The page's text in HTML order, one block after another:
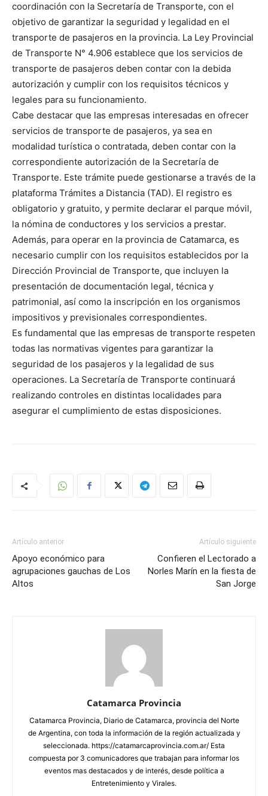
coordinación con la Secretaría de Transporte, con el
objetivo de garantizar la seguridad y legalidad en el
transporte de pasajeros en la provincia. La Ley Provincial
de Transporte N° 4.906 establece que los servicios de
transporte de pasajeros deben contar con la debida
autorización y cumplir con los requisitos técnicos y
legales para su funcionamiento.
Cabe destacar que las empresas interesadas en ofrecer
servicios de transporte de pasajeros, ya sea en
modalidad turística o contratada, deben contar con la
correspondiente autorización de la Secretaría de
Transporte. Este trámite puede gestionarse a través de la
plataforma Trámites a Distancia (TAD). El registro es
obligatorio y gratuito, y permite declarar el parque móvil,
la nómina de conductores y los servicios a prestar.
Además, para operar en la provincia de Catamarca, es
necesario cumplir con los requisitos establecidos por la
Dirección Provincial de Transporte, que incluyen la
presentación de documentación legal, técnica y
patrimonial, así como la inscripción en los organismos
impositivos y previsionales correspondientes.
Es fundamental que las empresas de transporte respeten
todas las normativas vigentes para garantizar la
seguridad de los pasajeros y la legalidad de sus
operaciones. La Secretaría de Transporte continuará
realizando controles en distintas localidades para
asegurar el cumplimiento de estas disposiciones.
Artículo anterior
Apoyo económico para
agrupaciones gauchas de Los
Altos
Artículo siguiente
Confieren el Lectorado a
Norles Marín en la fiesta de
San Jorge
Catamarca Provincia
Catamarca Provincia, Diario de Catamarca, provincia del Norte
de Argentina, con toda la información de la región actualizada y
seleccionada. https://catamarcaprovincia.com.ar/ Esta
compuesta por 3 comunicadores que trabajan para informar los
eventos mas destacados y de interés, desde política a
Entretenimiento y Virales.